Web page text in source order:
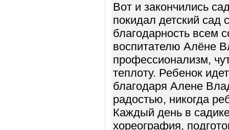
Вот и закончились
покидал детский
благодарность всем
воспитателю Алёне
профессионализм,
теплоту. Ребенок
благодаря Алене
радостью, никогда
Каждый день в
хореография,